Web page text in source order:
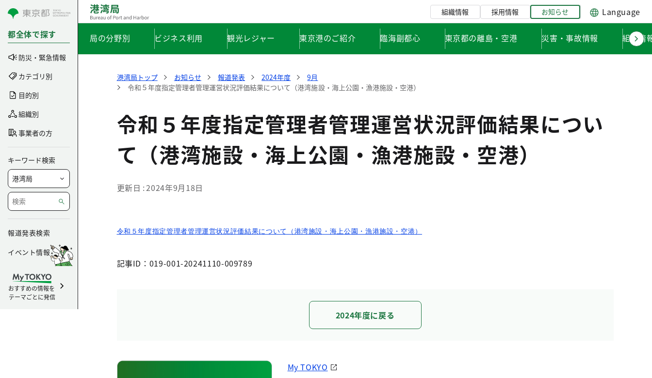
コンテンツにスキップ
都全体で探す
防災・緊急情報
カテゴリ別
目的別
組織別
事業者の方
キーワード検索
報道発表検索
イベント情報
おすすめの情報を
テーマごとに発信
組織情報 採用情報 お知らせ Language
局の分野別 ビジネス利用 観光レジャー 東京港のご紹介 臨海副都心 東京都の離島・空港 災害・事故情報 組織情
港湾局トップ お知らせ 報道発表 2024年度
9月
令和５年度指定管理者管理運営状況評価結果について（港湾施設・海上公園・漁港施設・空港）
令和５年度指定管理者管理運営状況評価結果につい
て（港湾施設・海上公園・漁港施設・空港）
更新日 2024年9月18日
令和５年度指定管理者管理運営状況評価結果について（港湾施設・海上公園・漁港施設・空港）
記事ID：019-001-20241110-009789
2024年度に戻る
My TOKYO